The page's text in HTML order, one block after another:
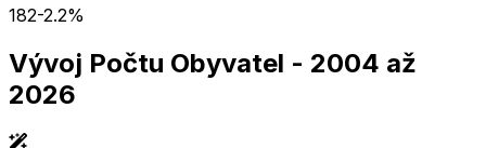
182-2.2%
Vývoj Počtu Obyvatel - 2004 až
2026